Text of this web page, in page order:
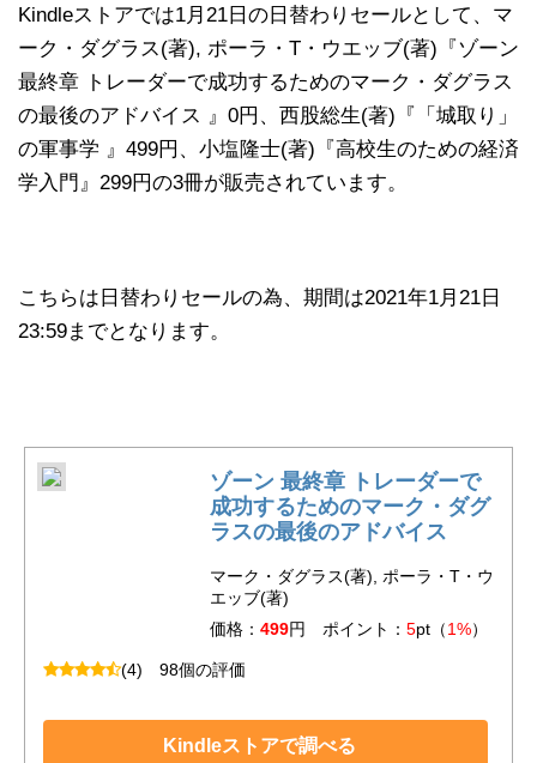
Kindleストアでは1月21日の日替わりセールとして、マ
ーク・ダグラス(著), ポーラ・T・ウエッブ(著)『ゾーン
最終章 トレーダーで成功するためのマーク・ダグラス
の最後のアドバイス 』0円、西股総生(著)『「城取り」
の軍事学 』499円、小塩隆士(著)『高校生のための経済
学入門』299円の3冊が販売されています。
こちらは日替わりセールの為、期間は2021年1月21日
23:59までとなります。
ゾーン 最終章 トレーダーで
成功するためのマーク・ダグ
ラスの最後のアドバイス
マーク・ダグラス(著), ポーラ・T・ウ
エッブ(著)
価格： 499円 ポイント： 5pt（1%）
(4) 98個の評価
Kindleストアで調べる